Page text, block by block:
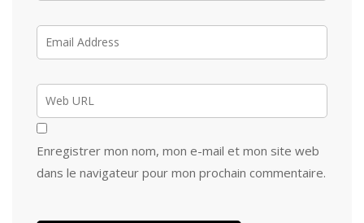
Enregistrer mon nom, mon e-mail et mon site web
dans le navigateur pour mon prochain commentaire.